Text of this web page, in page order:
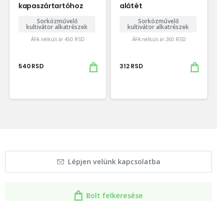
kapaszártartóhoz
Sorközművelő
kultivátor alkatrészek
ÁFA nélküli ár 450 RSD
540RSD
alátét
Sorközművelő
kultivátor alkatrészek
ÁFA nélküli ár 260 RSD
312 RSD
Lépjen velünk kapcsolatba
Bolt felkeresése